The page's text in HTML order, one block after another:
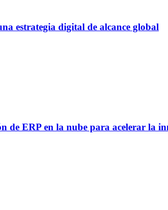
estrategia digital de alcance global
de ERP en la nube para acelerar la